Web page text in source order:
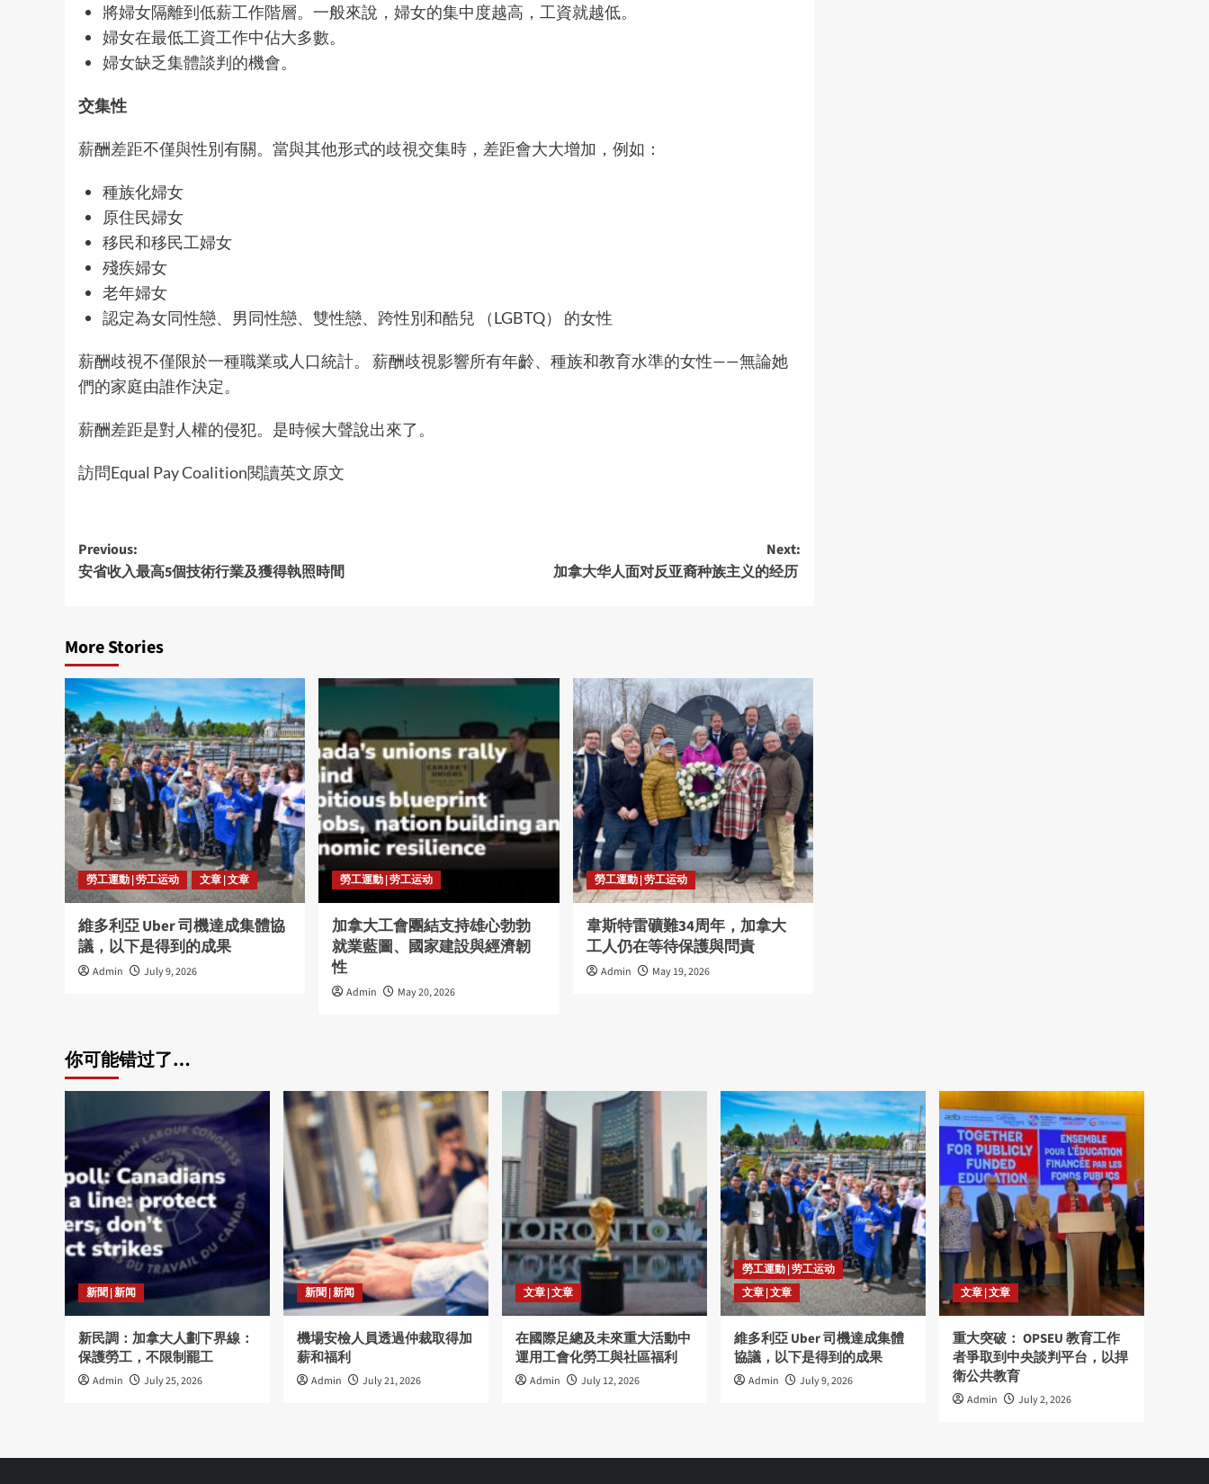
將婦女隔離到低薪工作階層。一般來說，婦女的集中度越高，工資就越低。
婦女在最低工資工作中佔大多數。
婦女缺乏集體談判的機會。
交集性
薪酬差距不僅與性別有關。當與其他形式的歧視交集時，差距會大大增加，例如：
種族化婦女
原住民婦女
移民和移民工婦女
殘疾婦女
老年婦女
認定為女同性戀、男同性戀、雙性戀、跨性別和酷兒 （LGBTQ） 的女性
薪酬歧視不僅限於一種職業或人口統計。 薪酬歧視影響所有年齡、種族和教育水準的女性——無論她
們的家庭由誰作決定。
薪酬差距是對人權的侵犯。是時候大聲說出來了。
訪問Equal Pay Coalition閱讀英文原文
Post
navigation
Previous:
安省收入最高5個技術行業及獲得執照時間
Next:
加拿大华人面对反亚裔种族主义的经历
More Stories
勞工運動 | 劳工运动 文章 | 文章
維多利亞 Uber 司機達成集體協
議，以下是得到的成果
Admin July 9, 2026
勞工運動 | 劳工运动
加拿大工會團結支持雄心勃勃
就業藍圖、國家建設與經濟韌
性
Admin May 20, 2026
勞工運動 | 劳工运动
韋斯特雷礦難34周年，加拿大
工人仍在等待保護與問責
Admin May 19, 2026
你可能错过了…
新聞 | 新闻
新民調：加拿大人劃下界線：
保護勞工，不限制罷工
Admin July 25, 2026
新聞 | 新闻
機場安檢人員透過仲裁取得加
薪和福利
Admin July 21, 2026
文章 | 文章
在國際足總及未來重大活動中
運用工會化勞工與社區福利
Admin July 12, 2026
勞工運動 | 劳工运动
文章 | 文章
維多利亞 Uber 司機達成集體
協議，以下是得到的成果
Admin July 9, 2026
文章 | 文章
重大突破： OPSEU 教育工作
者爭取到中央談判平台，以捍
衛公共教育
Admin July 2, 2026